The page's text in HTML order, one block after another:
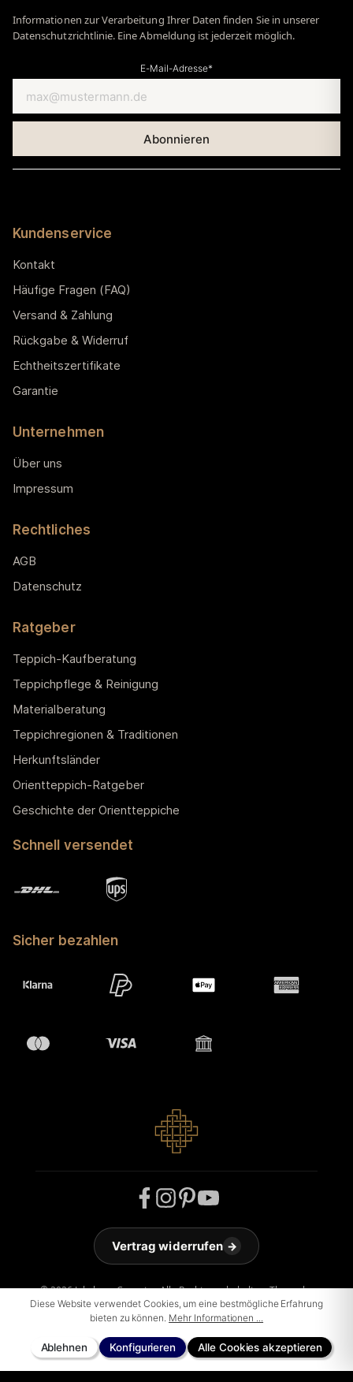
Informationen zur Verarbeitung Ihrer Daten finden Sie in unserer
Datenschutzrichtlinie. Eine Abmeldung ist jederzeit möglich.
E-Mail-Adresse*
Kundenservice
Kontakt
Häufige Fragen (FAQ)
Versand & Zahlung
Rückgabe & Widerruf
Echtheitszertifikate
Garantie
Unternehmen
Über uns
Impressum
Rechtliches
AGB
Datenschutz
Ratgeber
Teppich-Kaufberatung
Teppichpflege & Reinigung
Materialberatung
Teppichregionen & Traditionen
Herkunftsländer
Orientteppich-Ratgeber
Geschichte der Orientteppiche
Schnell versendet
Sicher bezahlen
© 2026 Jakobson Carpets - Alle Rechte vorbehalten. Theme by
ThemeWare®
Vertrag widerrufen →
Diese Website verwendet Cookies, um eine bestmögliche Erfahrung
bieten zu können. Mehr Informationen ...
Ablehnen Konfigurieren Alle Cookies akzeptieren